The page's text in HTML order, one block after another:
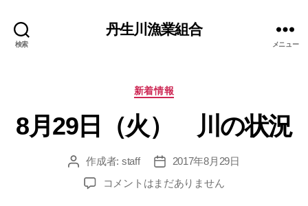
検索
丹生川漁業組合
メニュー
カ
ゴ
リ
新着情報
8月29日（火） 川の状況
投 作成者: staff
投
稿
日
2017年8月29日
8
コメントはまだありません